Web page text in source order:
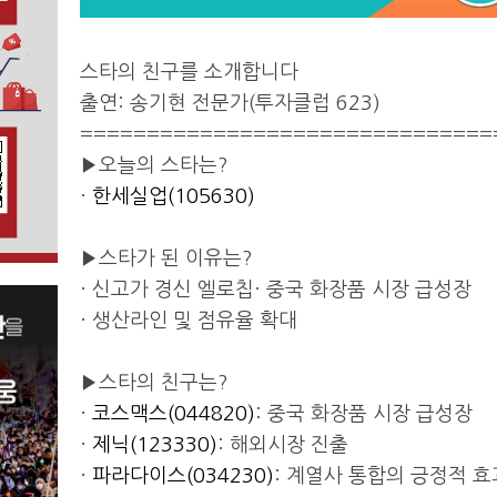
스타의 친구를 소개합니다
출연: 송기현 전문가(투자클럽 623)
▶오늘의 스타는?
· 한세실업(105630)
▶스타가 된 이유는?
· 신고가 경신 엘로칩· 중국 화장품 시장 급성장
· 생산라인 및 점유율 확대
▶스타의 친구는?
· 코스맥스(044820) : 중국 화장품 시장 급성장
· 제닉(123330) : 해외시장 진출
· 파라다이스(034230) : 계열사 통합의 긍정적 효